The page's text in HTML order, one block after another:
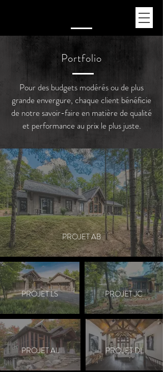
Portfolio
Pour des budgets modérés ou de plus
grande envergure, chaque client bénéficie
de notre savoir-faire en matière de qualité
et performance au prix le plus juste.
PROJET AB
PROJET LS PROJET JC
PROJET AL PROJET DL